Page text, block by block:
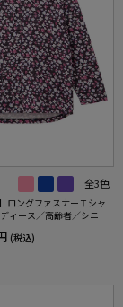
全3色
ロングファスナーＴシャ
ィース／高齢者／シニア
び／洗濯機OK／後ろ長め
フト／プレゼント【CF】
(税込)